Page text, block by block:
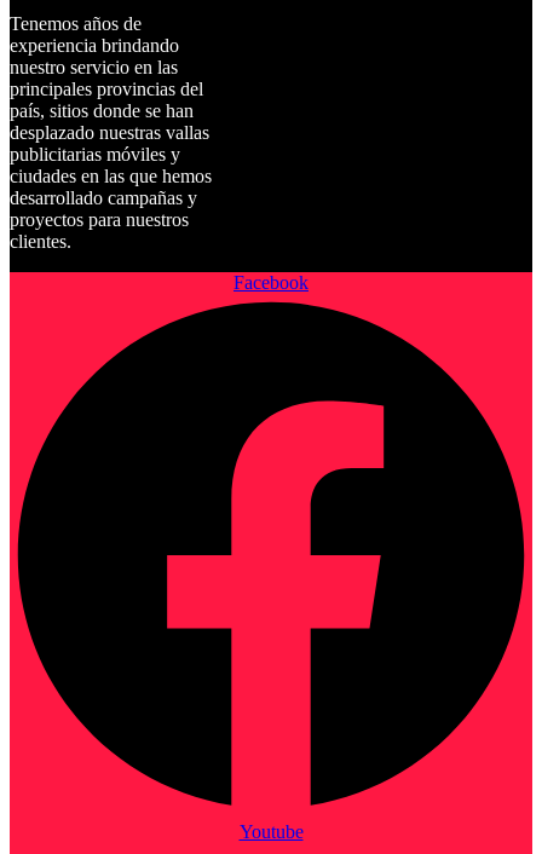
Tenemos años de
experiencia brindando
nuestro servicio en las
principales provincias del
país, sitios donde se han
desplazado nuestras vallas
publicitarias móviles y
ciudades en las que hemos
desarrollado campañas y
proyectos para nuestros
clientes.
Facebook
Youtube